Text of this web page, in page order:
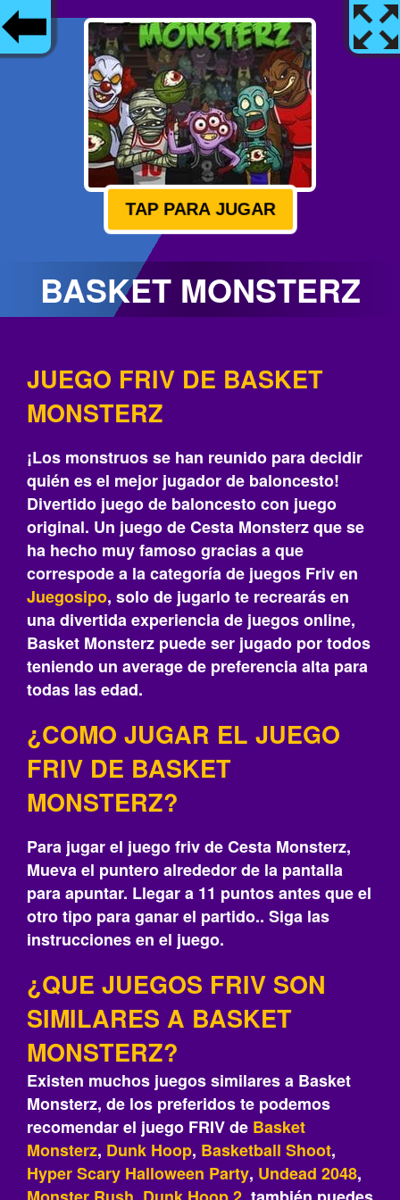
TAP PARA JUGAR
BASKET MONSTERZ
JUEGO FRIV DE BASKET
MONSTERZ
¡Los monstruos se han reunido para decidir
quién es el mejor jugador de baloncesto!
Divertido juego de baloncesto con juego
original. Un juego de Cesta Monsterz que se
ha hecho muy famoso gracias a que
correspode a la categoría de juegos Friv en
Juegosipo, solo de jugarlo te recrearás‎ en
una divertida experiencia de juegos online,
Basket Monsterz puede ser jugado por todos
teniendo un average de preferencia alta para
todas las edad.
¿COMO JUGAR EL JUEGO
FRIV DE BASKET
MONSTERZ?
Para jugar el juego friv de Cesta Monsterz,
Mueva el puntero alrededor de la pantalla
para apuntar. Llegar a 11 puntos antes que el
otro tipo para ganar el partido.. Siga las
instrucciones en el juego.
¿QUE JUEGOS FRIV SON
SIMILARES A BASKET
MONSTERZ?
Existen muchos juegos similares a Basket
Monsterz, de los preferidos te podemos
recomendar el juego FRIV de Basket
Monsterz, Dunk Hoop, Basketball Shoot,
Hyper Scary Halloween Party, Undead 2048,